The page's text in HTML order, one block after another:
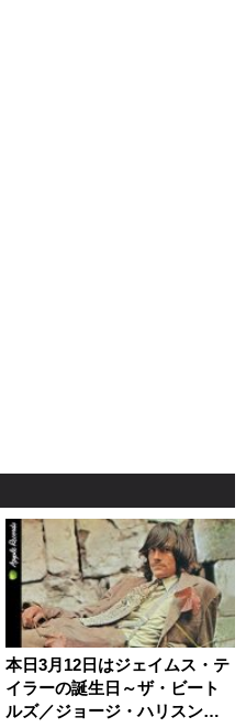
本日3月12日はジェイムス・テ
イラーの誕生日～ザ・ビート
ルズ／ジョージ・ハリスンの